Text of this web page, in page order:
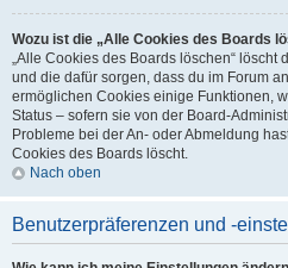
Wozu ist die „Alle Cookies des Boards
„Alle Cookies des Boards löschen“ löscht
und die dafür sorgen, dass du im Forum
ermöglichen Cookies einige Funktionen,
Status – sofern sie von der Board-
Probleme bei der An- oder Abmeldung
Cookies des Boards löscht.
Nach oben
Benutzerpräferenzen und -